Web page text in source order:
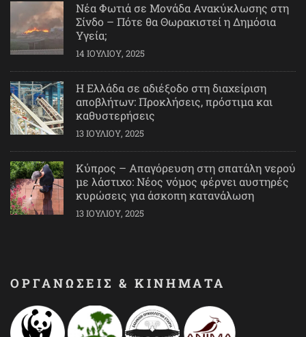
Νέα Φωτιά σε Μονάδα Ανακύκλωσης στη
Σίνδο – Πότε θα Θωρακιστεί η Δημόσια
Υγεία;
14 ΙΟΥΛΊΟΥ, 2025
Η Ελλάδα σε αδιέξοδο στη διαχείριση
αποβλήτων: Προκλήσεις, πρόστιμα και
καθυστερήσεις
13 ΙΟΥΛΊΟΥ, 2025
Κύπρος – Απαγόρευση στη σπατάλη νερού
με λάστιχο: Νέος νόμος φέρνει αυστηρές
κυρώσεις για άσκοπη κατανάλωση
13 ΙΟΥΛΊΟΥ, 2025
ΟΡΓΑΝΩΣΕΙΣ & ΚΙΝΗΜΑΤΑ